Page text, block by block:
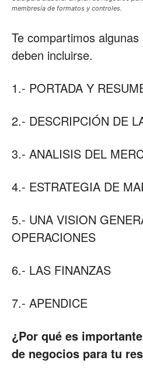
membresía de formatos y controles.
Te compartimos
deben incluirse.
1.- PORTADA Y
2.- DESCRIPCIÓN DE
3.- ANALISIS DEL
4.- ESTRATEGIA DE
5.- UNA VISION
OPERACIONES
6.- LAS FINANZAS
7.- APENDICE
¿Por qué es
de negocios para tu